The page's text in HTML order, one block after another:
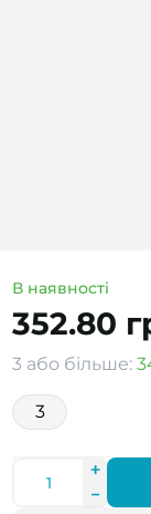
В наявності
352.80
3 або більше:
3